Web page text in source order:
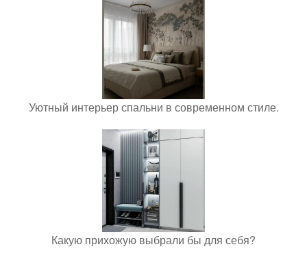
Уютный интерьер спальни в современном стиле.
Какую прихожую выбрали бы для себя?